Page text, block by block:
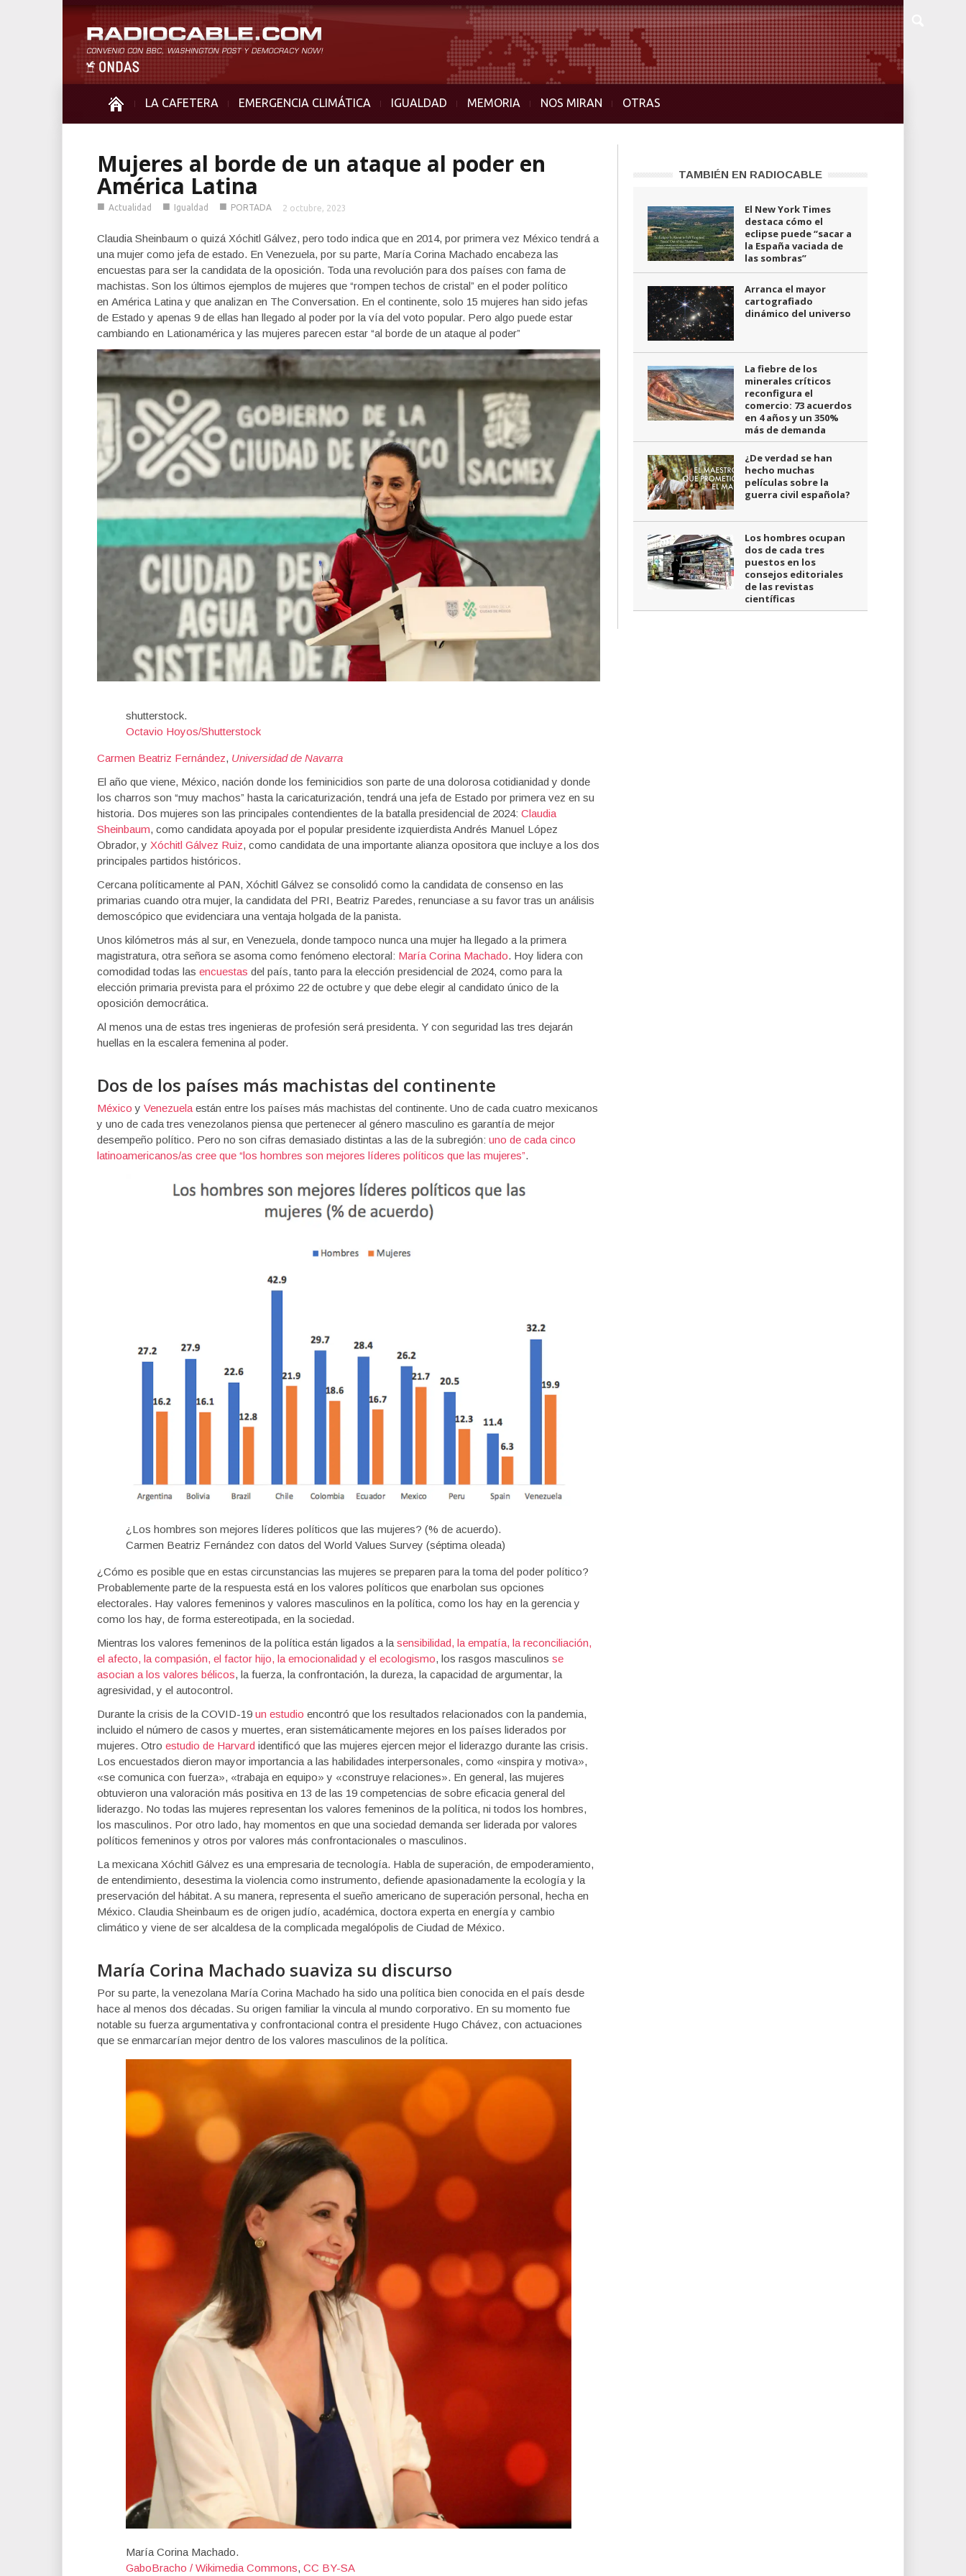
LA CAFETERA EMERGENCIA CLIMÁTICA IGUALDAD MEMORIA NOS MIRAN OTRAS
Mujeres al borde de un ataque al poder en
América Latina
■ Actualidad ■ Igualdad ■ PORTADA 2 octubre, 2023
Claudia Sheinbaum o quizá Xóchitl Gálvez, pero todo indica que en 2014, por primera vez México tendrá a
una mujer como jefa de estado. En Venezuela, por su parte, María Corina Machado encabeza las
encuestas para ser la candidata de la oposición. Toda una revolución para dos países con fama de
machistas. Son los últimos ejemplos de mujeres que “rompen techos de cristal” en el poder político
en América Latina y que analizan en The Conversation. En el continente, solo 15 mujeres han sido jefas
de Estado y apenas 9 de ellas han llegado al poder por la vía del voto popular. Pero algo puede estar
cambiando en Lationamérica y las mujeres parecen estar “al borde de un ataque al poder”
shutterstock.
Octavio Hoyos/Shutterstock
Carmen Beatriz Fernández, Universidad de Navarra
El año que viene, México, nación donde los feminicidios son parte de una dolorosa cotidianidad y donde
los charros son “muy machos” hasta la caricaturización, tendrá una jefa de Estado por primera vez en su
historia. Dos mujeres son las principales contendientes de la batalla presidencial de 2024: Claudia
Sheinbaum, como candidata apoyada por el popular presidente izquierdista Andrés Manuel López
Obrador, y Xóchitl Gálvez Ruiz, como candidata de una importante alianza opositora que incluye a los dos
principales partidos históricos.
Cercana políticamente al PAN, Xóchitl Gálvez se consolidó como la candidata de consenso en las
primarias cuando otra mujer, la candidata del PRI, Beatriz Paredes, renunciase a su favor tras un análisis
demoscópico que evidenciara una ventaja holgada de la panista.
Unos kilómetros más al sur, en Venezuela, donde tampoco nunca una mujer ha llegado a la primera
magistratura, otra señora se asoma como fenómeno electoral: María Corina Machado. Hoy lidera con
comodidad todas las encuestas del país, tanto para la elección presidencial de 2024, como para la
elección primaria prevista para el próximo 22 de octubre y que debe elegir al candidato único de la
oposición democrática.
Al menos una de estas tres ingenieras de profesión será presidenta. Y con seguridad las tres dejarán
huellas en la escalera femenina al poder.
Dos de los países más machistas del continente
México y Venezuela están entre los países más machistas del continente. Uno de cada cuatro mexicanos
y uno de cada tres venezolanos piensa que pertenecer al género masculino es garantía de mejor
desempeño político. Pero no son cifras demasiado distintas a las de la subregión: uno de cada cinco
latinoamericanos/as cree que “los hombres son mejores líderes políticos que las mujeres”.
¿Los hombres son mejores líderes políticos que las mujeres? (% de acuerdo).
Carmen Beatriz Fernández con datos del World Values Survey (séptima oleada)
¿Cómo es posible que en estas circunstancias las mujeres se preparen para la toma del poder político?
Probablemente parte de la respuesta está en los valores políticos que enarbolan sus opciones
electorales. Hay valores femeninos y valores masculinos en la política, como los hay en la gerencia y
como los hay, de forma estereotipada, en la sociedad.
Mientras los valores femeninos de la política están ligados a la sensibilidad, la empatía, la reconciliación,
el afecto, la compasión, el factor hijo, la emocionalidad y el ecologismo, los rasgos masculinos se
asocian a los valores bélicos, la fuerza, la confrontación, la dureza, la capacidad de argumentar, la
agresividad, y el autocontrol.
Durante la crisis de la COVID-19 un estudio encontró que los resultados relacionados con la pandemia,
incluido el número de casos y muertes, eran sistemáticamente mejores en los países liderados por
mujeres. Otro estudio de Harvard identificó que las mujeres ejercen mejor el liderazgo durante las crisis.
Los encuestados dieron mayor importancia a las habilidades interpersonales, como «inspira y motiva»,
«se comunica con fuerza», «trabaja en equipo» y «construye relaciones». En general, las mujeres
obtuvieron una valoración más positiva en 13 de las 19 competencias de sobre eficacia general del
liderazgo. No todas las mujeres representan los valores femeninos de la política, ni todos los hombres,
los masculinos. Por otro lado, hay momentos en que una sociedad demanda ser liderada por valores
políticos femeninos y otros por valores más confrontacionales o masculinos.
La mexicana Xóchitl Gálvez es una empresaria de tecnología. Habla de superación, de empoderamiento,
de entendimiento, desestima la violencia como instrumento, defiende apasionadamente la ecología y la
preservación del hábitat. A su manera, representa el sueño americano de superación personal, hecha en
México. Claudia Sheinbaum es de origen judío, académica, doctora experta en energía y cambio
climático y viene de ser alcaldesa de la complicada megalópolis de Ciudad de México.
María Corina Machado suaviza su discurso
Por su parte, la venezolana María Corina Machado ha sido una política bien conocida en el país desde
hace al menos dos décadas. Su origen familiar la vincula al mundo corporativo. En su momento fue
notable su fuerza argumentativa y confrontacional contra el presidente Hugo Chávez, con actuaciones
que se enmarcarían mejor dentro de los valores masculinos de la política.
María Corina Machado.
GaboBracho / Wikimedia Commons, CC BY-SA
TAMBIÉN EN RADIOCABLE
El New York Times
destaca cómo el
eclipse puede “sacar a
la España vaciada de
las sombras”
Arranca el mayor
cartografiado
dinámico del universo
La fiebre de los
minerales críticos
reconfigura el
comercio: 73 acuerdos
en 4 años y un 350%
más de demanda
¿De verdad se han
hecho muchas
películas sobre la
guerra civil española?
Los hombres ocupan
dos de cada tres
puestos en los
consejos editoriales
de las revistas
científicas